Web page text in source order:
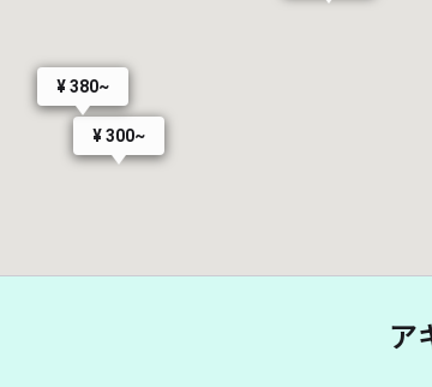
¥ 300~
¥ 380~
ア